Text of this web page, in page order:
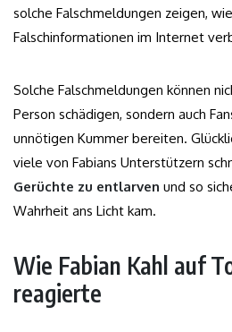
solche Falschmeldungen zeigen,
Falschinformationen im Internet
Solche Falschmeldungen können
Person schädigen, sondern auch
unnötigen Kummer bereiten.
viele von Fabians Unterstützern
Gerüchte zu entlarven und so
Wahrheit ans Licht kam.
Wie Fabian Kahl auf
reagierte